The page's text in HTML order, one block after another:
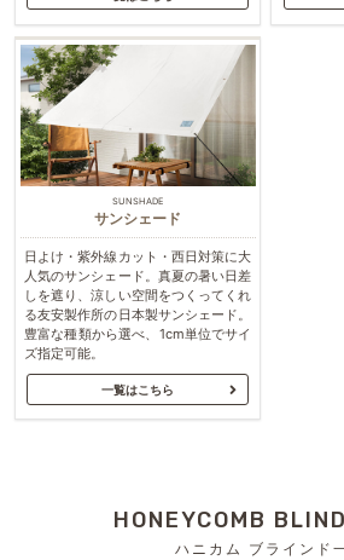
SUNSHADE
サンシェード
日よけ・紫外線カット・西日対策に大
人気のサンシェード。真夏の暑い日差
しを遮り、涼しい空間をつくってくれ
る友安製作所の日本製サンシェード。
豊富な種類から選べ、1cm単位でサイ
ズ指定可能。
一覧はこちら
HONEYCOMB
ハニカム ブラインド